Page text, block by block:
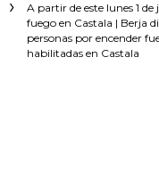
A partir de este lunes 1
fuego en Castala | Berja
personas por encender
habilitadas en Castala